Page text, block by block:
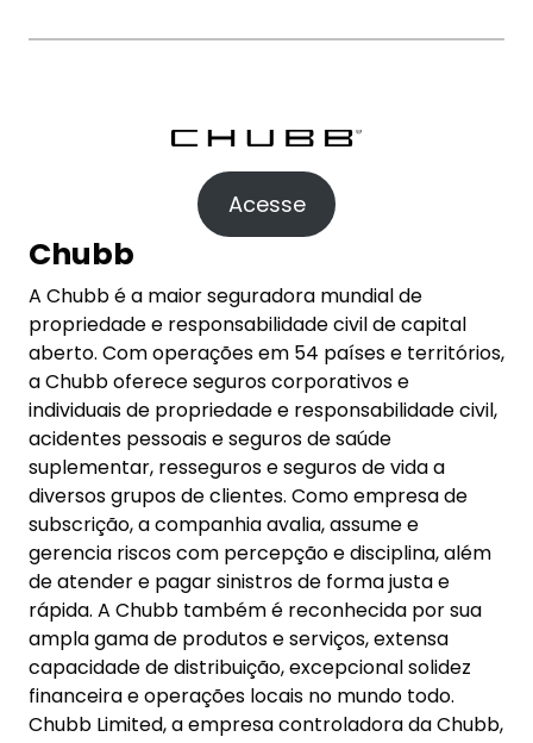
Acesse
Chubb
A Chubb é a maior seguradora mundial de
propriedade e responsabilidade civil de capital
aberto. Com operações em 54 países e territórios,
a Chubb oferece seguros corporativos e
individuais de propriedade e responsabilidade civil,
acidentes pessoais e seguros de saúde
suplementar, resseguros e seguros de vida a
diversos grupos de clientes. Como empresa de
subscrição, a companhia avalia, assume e
gerencia riscos com percepção e disciplina, além
de atender e pagar sinistros de forma justa e
rápida. A Chubb também é reconhecida por sua
ampla gama de produtos e serviços, extensa
capacidade de distribuição, excepcional solidez
financeira e operações locais no mundo todo.
Chubb Limited, a empresa controladora da Chubb,